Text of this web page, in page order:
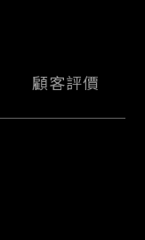
顧客評價